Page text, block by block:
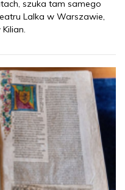
szuka tam samego
Lalka w Warszawie,